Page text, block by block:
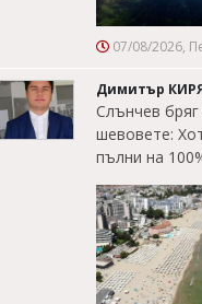
07/08/2026,
Димитър
Слънчев
шевовете:
пълни на